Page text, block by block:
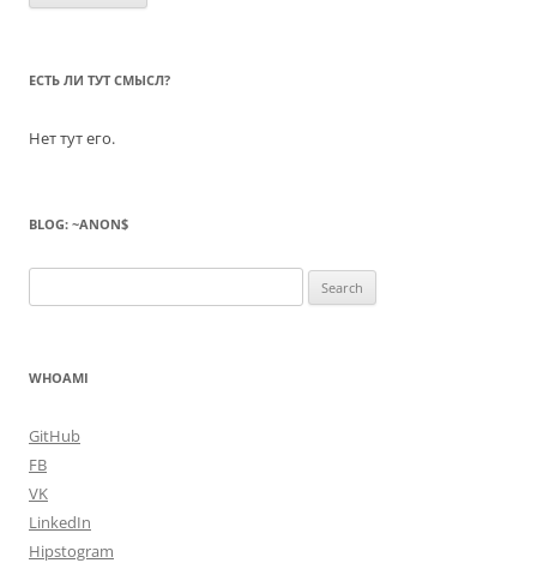
ЕСТЬ ЛИ ТУТ СМЫСЛ?
Нет тут его.
BLOG: ~ANON$
for:
WHOAMI
GitHub
FB
VK
LinkedIn
Hipstogram